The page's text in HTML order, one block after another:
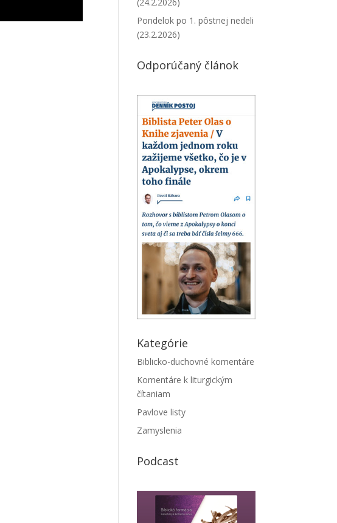
Pondelok po 1. pôstnej nedeli
(23.2.2026)
Odporúčaný článok
Kategórie
Biblicko-duchovné komentáre
Komentáre k liturgickým
čítaniam
Pavlove listy
Zamyslenia
Podcast